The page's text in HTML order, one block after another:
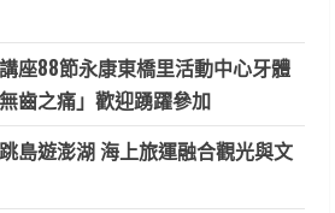
座88節永康東橋里活動中心牙體
齒之痛」歡迎踴躍參加
島遊澎湖 海上旅運融合觀光與文